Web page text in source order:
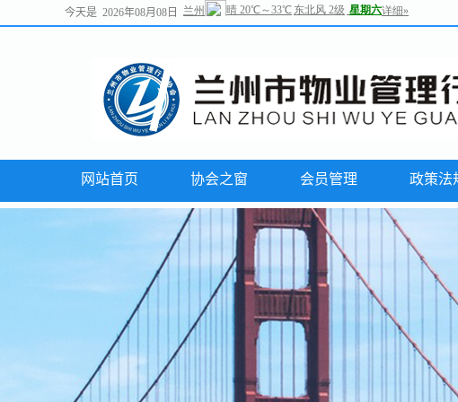
今天是 2026年08月08日
网站首页 协会之窗 会员管理 政策法